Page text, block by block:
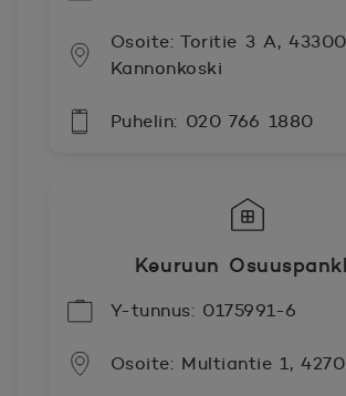
Osoite: Toritie 3 A, 43300
Kannonkoski
Puhelin: 020 766 1880
Keuruun
Y-tunnus: 0175991-6
Osoite: Multiantie 1,